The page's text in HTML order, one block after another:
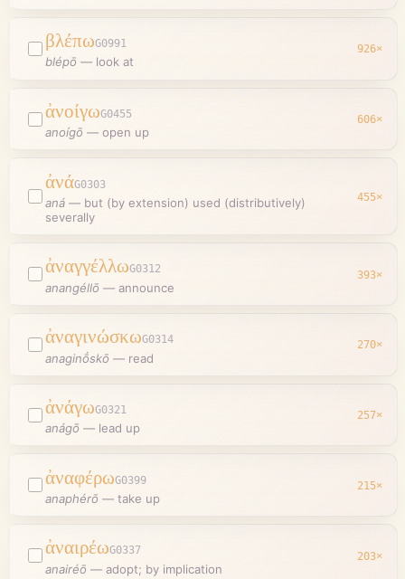
βλέπωG0991
blépō — look at
926×
ἀνοίγωG0455
anoígō — open up
606×
ἀνάG0303
aná — but (by extension) used (distributively)
severally
455×
ἀναγγέλλωG0312
anangéllō — announce
393×
ἀναγινώσκωG0314
anaginṓskō — read
270×
ἀνάγωG0321
anágō — lead up
257×
ἀναφέρωG0399
anaphérō — take up
215×
ἀναιρέωG0337
anairéō — adopt; by implication
203×